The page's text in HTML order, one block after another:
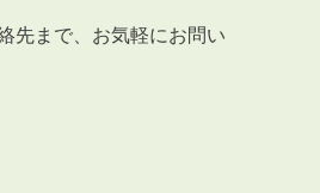
先まで、お気軽にお問い